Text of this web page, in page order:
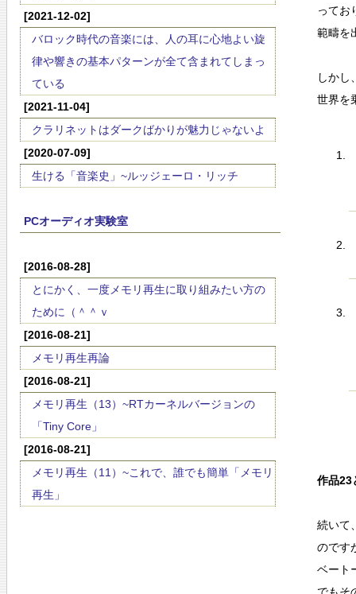
[2021-12-02]
バロック時代の音楽には、人の耳に心地よい旋
律や響きの基本パターンが全て含まれてしまっ
ている
[2021-11-04]
クラリネットはダークばかりが魅力じゃないよ
[2020-07-09]
生ける「音楽史」~ルッジェーロ・リッチ
PCオーディオ実験室
[2016-08-28]
とにかく、一度メモリ再生に取り組みたい方の
ために（＾＾ｖ
[2016-08-21]
メモリ再生再論
[2016-08-21]
メモリ再生（13）~RTカーネルバージョンの
「Tiny Core」
[2016-08-21]
メモリ再生（11）~これで、誰でも簡単「メモリ
再生」
ってお
範疇を
しかし
世界を
作品23
続いて
のです
ベート